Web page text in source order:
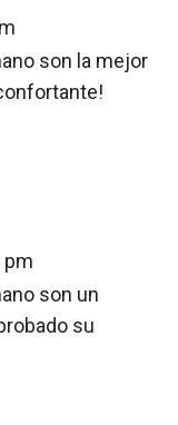
son la mejor
pm
son un
su